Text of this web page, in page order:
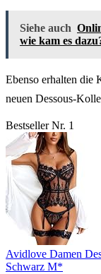
Siehe auch
wie kam es
Ebenso erhalten die
neuen Dessous-
Bestseller Nr. 1
Avidlove Damen
Schwarz M*